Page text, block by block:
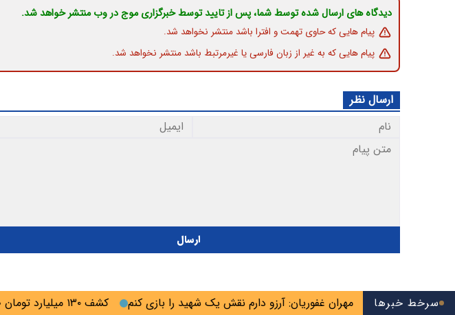
سرخط خبرها کشف ۱۳۰ میلیارد تومان طلای سرقتی در گلستان مهران غفوریان: آرزو دارم نقش یک شهید را بازی کنم تضعیف می‌کند
دیدگاه های ارسال شده توسط شما، پس از تایید توسط خبرگزاری موج در وب منتشر خواهد شد.
پیام هایی که حاوی تهمت و افترا باشد منتشر نخواهد شد.
پیام هایی که به غیر از زبان فارسی یا غیرمرتبط باشد منتشر نخواهد شد.
ارسال نظر
ارسال